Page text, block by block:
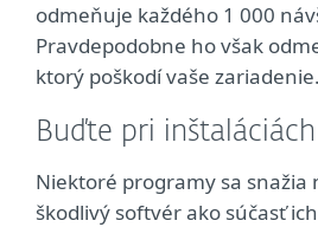
odmeňuje každého 1 000
Pravdepodobne ho však
ktorý poškodí vaše zariadenie.
Buďte pri
Niektoré programy sa snažia
škodlivý softvér ako súčasť